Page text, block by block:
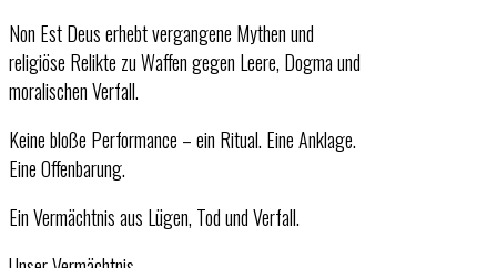
Non Est Deus erhebt vergangene Mythen und
religiöse Relikte zu Waffen gegen Leere, Dogma und
moralischen Verfall.
Keine bloße Performance – ein Ritual. Eine Anklage.
Eine Offenbarung.
Ein Vermächtnis aus Lügen, Tod und Verfall.